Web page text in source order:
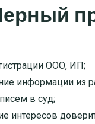
ООО, ИП;
информации из
в суд;
интересов